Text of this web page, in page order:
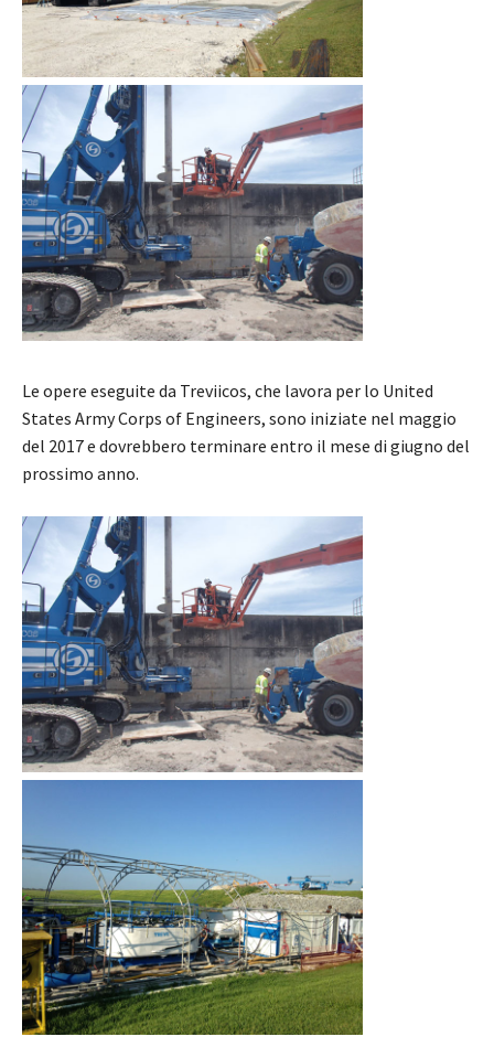
Le opere eseguite da Treviicos, che lavora per lo United
States Army Corps of Engineers, sono iniziate nel maggio
del 2017 e dovrebbero terminare entro il mese di giugno del
prossimo anno.